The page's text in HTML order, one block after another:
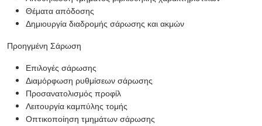
Θέματα απόδοσης
Δημιουργία διαδρομής σάρωσης και ακμών
Προηγμένη Σάρωση
Επιλογές σάρωσης
Διαμόρφωση ρυθμίσεων σάρωσης
Προσανατολισμός προφίλ
Λειτουργία καμπύλης τομής
Οπτικοποίηση τμημάτων σάρωσης